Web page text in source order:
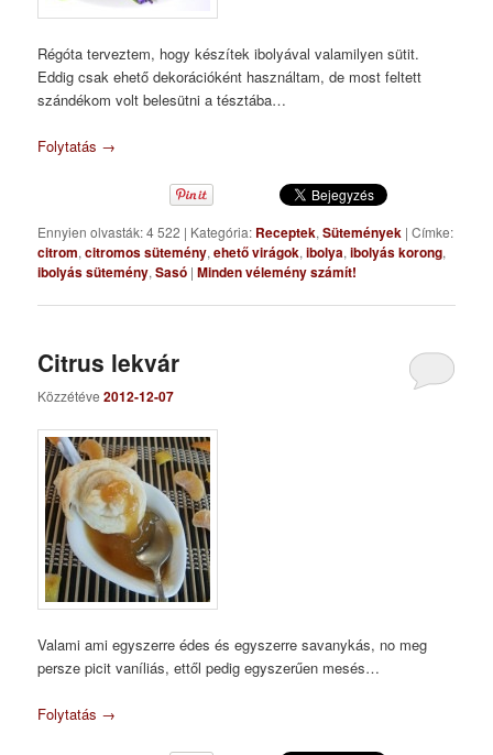
Régóta terveztem, hogy készítek ibolyával valamilyen sütit.
Eddig csak ehető dekorációként használtam, de most feltett
szándékom volt belesütni a tésztába…
Folytatás →
Ennyien olvasták: 4 522 | Kategória: Receptek,Sütemények |Címke:
citrom,citromos sütemény,ehető virágok,ibolya,ibolyás korong,
ibolyás sütemény,Sasó |Minden vélemény számít!
Citrus lekvár
Közzétéve2012-12-07
Valami ami egyszerre édes és egyszerre savanykás, no meg
persze picit vaníliás, ettől pedig egyszerűen mesés…
Folytatás →